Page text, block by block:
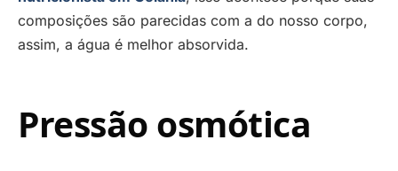
composições são parecidas com a do nosso corpo,
assim, a água é melhor absorvida.
Pressão osmótica